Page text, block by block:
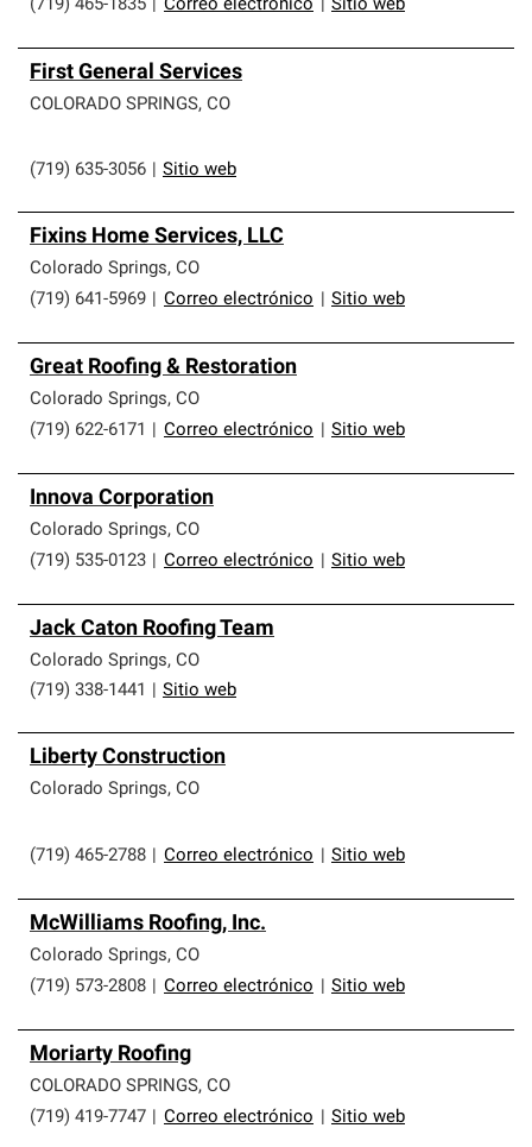
(719) 465-1835
Correo electrónico Sitio web
First General Services
COLORADO SPRINGS, CO
(719) 635-3056 Sitio web
Fixins Home Services, LLC
Colorado Springs, CO
(719) 641-5969
Correo electrónico Sitio web
Great Roofing & Restoration
Colorado Springs, CO
(719) 622-6171
Correo electrónico Sitio web
Innova Corporation
Colorado Springs, CO
(719) 535-0123
Correo electrónico Sitio web
Jack Caton Roofing Team
Colorado Springs, CO
(719) 338-1441
Sitio web
Liberty Construction
Colorado Springs, CO
(719) 465-2788 Correo electrónico Sitio web
McWilliams Roofing, Inc.
Colorado Springs, CO
(719) 573-2808
Correo electrónico Sitio web
Moriarty Roofing
COLORADO SPRINGS, CO
(719) 419-7747
Correo electrónico Sitio web